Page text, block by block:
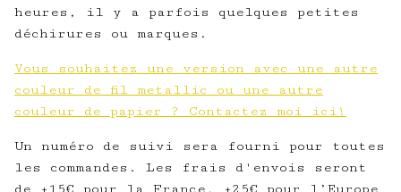
heures, il y a parfois quelques petites
déchirures ou marques.
Vous souhaitez une version avec une autre
couleur de fil metallic ou une autre
couleur de papier ? Contactez moi ici!
Un numéro de suivi sera fourni pour toutes
les commandes. Les frais d'envois seront